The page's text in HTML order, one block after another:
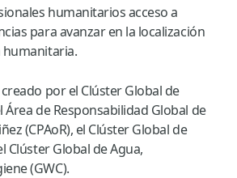
humanitarios acceso a
para avanzar en la localización
humanitaria.
por el Clúster Global de
Área de Responsabilidad Global de
(CPAoR), el Clúster Global de
Clúster Global de Agua,
(GWC).